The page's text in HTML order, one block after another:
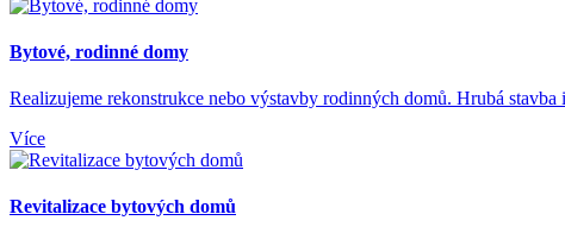
Bytové, rodinné domy
Realizujeme rekonstrukce nebo výstavby rodinných domů. Hrubá
Více
Revitalizace bytových domů